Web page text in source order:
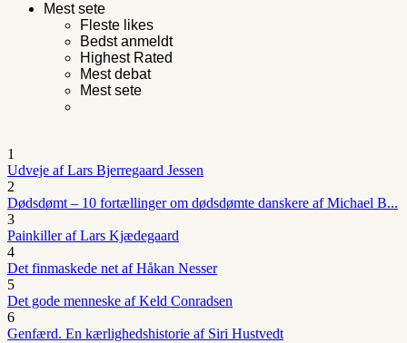
Mest sete
Fleste likes
Bedst anmeldt
Highest Rated
Mest debat
Mest sete
1
Udveje af Lars Bjerregaard Jessen
2
Dødsdømt – 10 fortællinger om dødsdømte danskere af Michael B...
3
Painkiller af Lars Kjædegaard
4
Det finmaskede net af Håkan Nesser
5
Det gode menneske af Keld Conradsen
6
Genfærd. En kærlighedshistorie af Siri Hustvedt